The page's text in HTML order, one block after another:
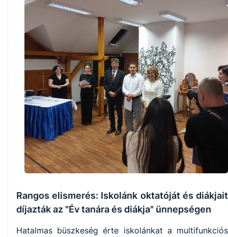
Rangos elismerés: Iskolánk oktatóját és diákjait
díjazták az "Év tanára és diákja" ünnepségen
Hatalmas büszkeség érte iskolánkat a multifunkciós